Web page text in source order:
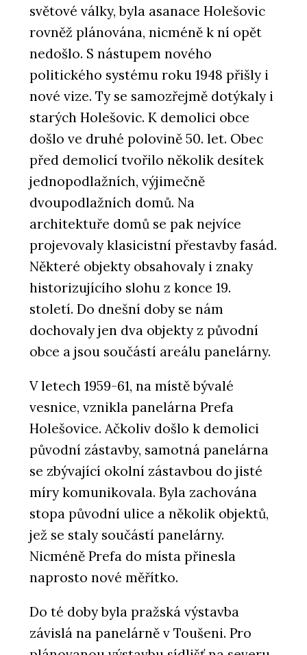
světové války, byla asanace Holešovic
rovněž plánována, nicméně k ní opět
nedošlo. S nástupem nového
politického systému roku 1948 přišly i
nové vize. Ty se samozřejmě dotýkaly i
starých Holešovic. K demolici obce
došlo ve druhé polovině 50. let. Obec
před demolicí tvořilo několik desítek
jednopodlažních, výjimečně
dvoupodlažních domů. Na
architektuře domů se pak nejvíce
projevovaly klasicistní přestavby fasád.
Některé objekty obsahovaly i znaky
historizujícího slohu z konce 19.
století. Do dnešní doby se nám
dochovaly jen dva objekty z původní
obce a jsou součástí areálu panelárny.
V letech 1959-61, na místě bývalé
vesnice, vznikla panelárna Prefa
Holešovice. Ačkoliv došlo k demolici
původní zástavby, samotná panelárna
se zbývající okolní zástavbou do jisté
míry komunikovala. Byla zachována
stopa původní ulice a několik objektů,
jež se staly součástí panelárny.
Nicméně Prefa do místa přinesla
naprosto nové měřítko.
Do té doby byla pražská výstavba
závislá na panelárně v Toušeni. Pro